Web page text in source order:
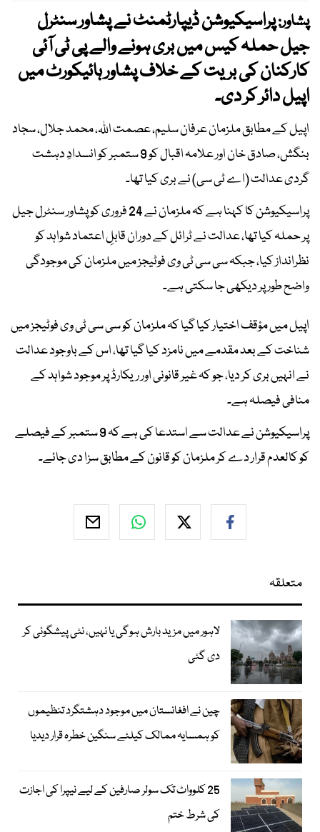
پشاور:پراسیکیوشن ڈیپارٹمنٹ نے پشاور سنٹرل
جیل حملہ کیس میں بری ہونے والے پی ٹی آئی
کارکنان کی بریت کے خلاف پشاور ہائیکورٹ میں
اپیل دائر کر دی۔
اپیل کے مطابق ملزمان عرفان سلیم، عصمت اللہ، محمد جلال، سجاد
بنگش، صادق خان اور علامہ اقبال کو 9 ستمبر کو انسدادِ دہشت
گردی عدالت (اے ٹی سی) نے بری کیا تھا۔
پراسیکیوشن کا کہنا ہے کہ ملزمان نے 24 فروری کو پشاور سنٹرل جیل
پر حملہ کیا تھا، عدالت نے ٹرائل کے دوران قابلِ اعتماد شواہد کو
نظرانداز کیا، جبکہ سی سی ٹی وی فوٹیجز میں ملزمان کی موجودگی
واضح طور پر دیکھی جا سکتی ہے۔
اپیل میں مؤقف اختیار کیا گیا کہ ملزمان کو سی سی ٹی وی فوٹیجز میں
شناخت کے بعد مقدمے میں نامزد کیا گیا تھا، اس کے باوجود عدالت
نے انہیں بری کر دیا، جو کہ غیر قانونی اور ریکارڈ پر موجود شواہد کے
منافی فیصلہ ہے۔
پراسیکیوشن نے عدالت سے استدعا کی ہے کہ 9 ستمبر کے فیصلے
کو کالعدم قرار دے کر ملزمان کو قانون کے مطابق سزا دی جائے۔
متعلقہ
لاہور میں مزید بارش ہوگی یا نہیں، نئی پیشگوئی کر
دی گئی
چین نے افغانستان میں موجود دہشتگرد تنظیموں
کو ہمسایہ ممالک کیلئے سنگین خطرہ قرار دیدیا
25 کلوواٹ تک سولر صارفین کے لیے نیپرا کی اجازت
کی شرط ختم